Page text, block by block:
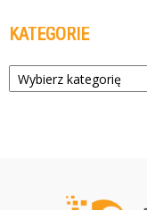
KATEGORIE
Kategorie